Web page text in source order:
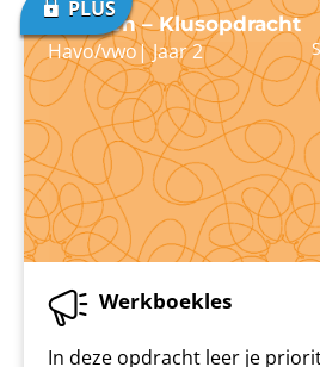
Plannen – Klusopdracht
Havo/vwo|Jaar 2
Werkboekles
In deze opdracht leer je